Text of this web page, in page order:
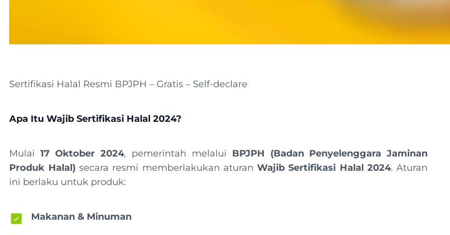
Sertifikasi Halal Resmi BPJPH – Gratis – Self-declare
Apa Itu Wajib Sertifikasi Halal 2024?
Mulai17 Oktober 2024, pemerintah melalui BPJPH (Badan Penyelenggara Jaminan
Produk Halal) secara resmi memberlakukan aturanWajib Sertifikasi Halal 2024. Aturan
ini berlaku untuk produk:
Makanan & Minuman